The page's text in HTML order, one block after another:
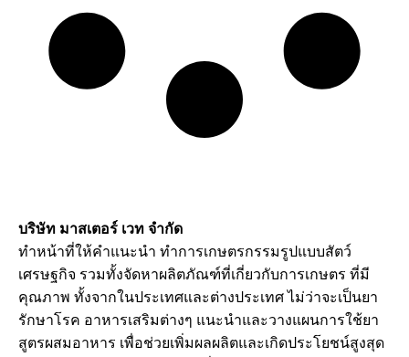
บริษัท มาสเตอร์ เวท จำกัด
ทำหน้าที่ให้คำแนะนำ ทำการเกษตรกรรมรูปแบบสัตว์
เศรษฐกิจ รวมทั้งจัดหาผลิตภัณฑ์ที่เกี่ยวกับการเกษตร ที่มี
คุณภาพ ทั้งจากในประเทศและต่างประเทศ ไม่ว่าจะเป็นยา
รักษาโรค อาหารเสริมต่างๆ แนะนำและวางแผนการใช้ยา
สูตรผสมอาหาร เพื่อช่วยเพิ่มผลผลิตและเกิดประโยชน์สูงสุด